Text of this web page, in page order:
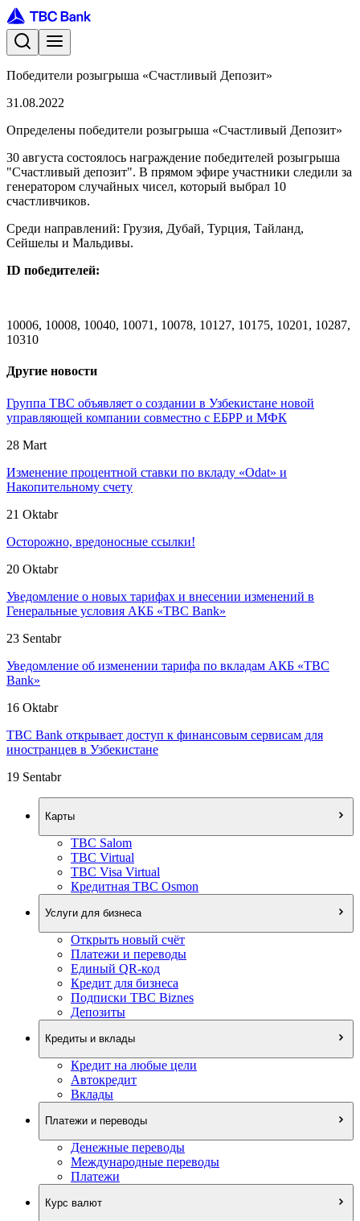
Победители розыгрыша «Счастливый Депозит»
31.08.2022
Определены победители розыгрыша «Счастливый Депозит»
30 августа состоялось награждение победителей розыгрыша
"Счастливый депозит". В прямом эфире участники следили за
генератором случайных чисел, который выбрал 10
счастливчиков.
Среди направлений: Грузия, Дубай, Турция, Тайланд,
Сейшелы и Мальдивы.
ID победителей:
10006, 10008, 10040, 10071, 10078, 10127, 10175, 10201, 10287,
10310
Другие новости
Группа TBC объявляет о создании в Узбекистане новой
управляющей компании совместно с ЕБРР и МФК
28 Mart
Изменение процентной ставки по вкладу «Odat» и
Накопительному счету
21 Oktabr
Осторожно, вредоносные ссылки!
20 Oktabr
Уведомление о новых тарифах и внесении изменений в
Генеральные условия АКБ «TBC Bank»
23 Sentabr
Уведомление об изменении тарифа по вкладам АКБ «TBC
Bank»
16 Oktabr
TBC Bank открывает доступ к финансовым сервисам для
иностранцев в Узбекистане
19 Sentabr
Карты
TBC Salom
TBC Virtual
TBC Visa Virtual
Кредитная TBC Osmon
Услуги для бизнеса
Открыть новый счёт
Платежи и переводы
Единый QR-код
Кредит для бизнеса
Подписки TBC Biznes
Депозиты
Кредиты и вклады
Кредит на любые цели
Автокредит
Вклады
Платежи и переводы
Денежные переводы
Международные переводы
Платежи
Курс валют